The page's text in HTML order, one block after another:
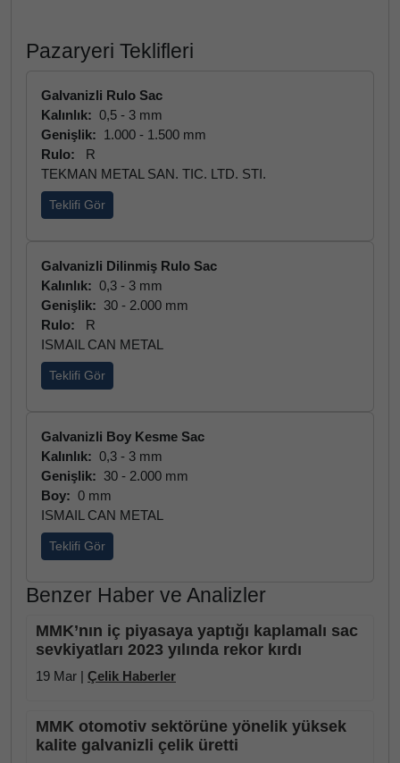
Pazaryeri Teklifleri
Galvanizli Rulo Sac
Kalınlık: 0,5 - 3 mm
Genişlik: 1.000 - 1.500 mm
Rulo:
R
TEKMAN METAL SAN. TIC. LTD. STI.
Teklifi Gör
Galvanizli Dilinmiş Rulo Sac
Kalınlık: 0,3 - 3 mm
Genişlik: 30 - 2.000 mm
Rulo:
R
ISMAIL CAN METAL
Teklifi Gör
Galvanizli Boy Kesme Sac
Kalınlık: 0,3 - 3 mm
Genişlik: 30 - 2.000 mm
Boy: 0 mm
ISMAIL CAN METAL
Teklifi Gör
Benzer Haber ve Analizler
MMK’nın iç piyasaya yaptığı kaplamalı sac
sevkiyatları 2023 yılında rekor kırdı
19 Mar | Çelik Haberler
MMK otomotiv sektörüne yönelik yüksek
kalite galvanizli çelik üretti